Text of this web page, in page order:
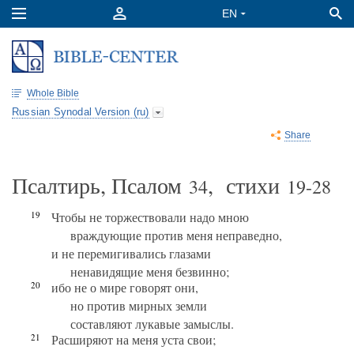
Whole Bible
Russian Synodal Version (ru)
Share
Псалтирь, Псалом 34, стихи 19-28
19
Чтобы не торжествовали надо мною
враждующие против меня неправедно,
и не перемигивались глазами
ненавидящие меня безвинно;
20
ибо не о мире говорят они,
но против мирных земли
составляют лукавые замыслы.
21
Расширяют на меня уста свои;